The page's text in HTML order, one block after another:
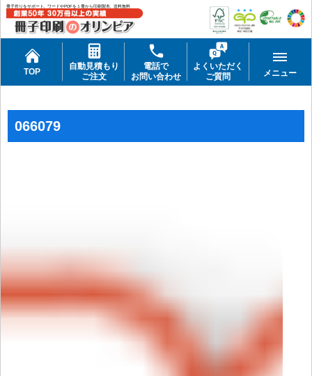
冊子作りをサポート。ワードやPDFを１冊から印刷製本。送料無料
TOP
自動見積もり
ご注文
電話で
お問い合わせ
よくいただく
ご質問
メニュー
066079